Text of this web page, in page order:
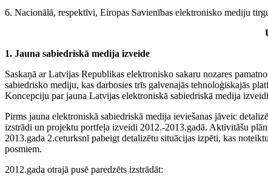
6. Nacionālā, respektīvi, Eiropas Savienības elektronisko mediju
1. Jauna sabiedriskā medija izveide
Saskaņā ar Latvijas Republikas elektronisko sakaru nozares
sabiedrisko mediju, kas darbosies trīs galvenajās tehnoloģiskajās
Koncepciju par jauna Latvijas elektroniskā sabiedriskā medija
Pirms jauna elektroniskā sabiedriskā medija ieviešanas jāveic
izstrādi un projektu portfeļa izveidi 2012.-2013.gadā. Aktivitāšu
2013.gada 2.ceturksnī pabeigt detalizētu situācijas izpēti, kas
posmiem.
2012.gada otrajā pusē paredzēts izstrādāt: